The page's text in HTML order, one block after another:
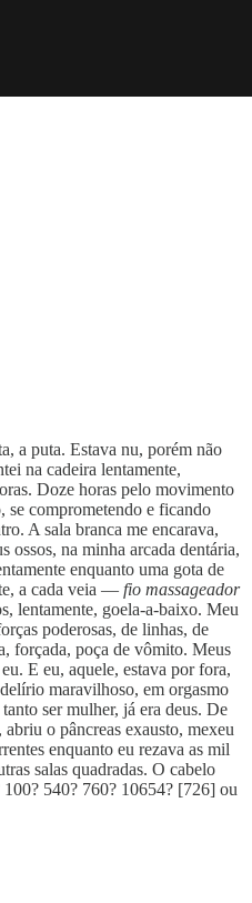
a puta. Estava nu, porém não
na cadeira lentamente,
Doze horas pelo movimento
se comprometendo e ficando
A sala branca me encarava,
na minha arcada dentária,
enquanto uma gota de
a cada veia — fio massageador
lentamente, goela-a-baixo. Meu
poderosas, de linhas, de
forçada, poça de vômito. Meus
E eu, aquele, estava por fora,
maravilhoso, em orgasmo
ser mulher, já era deus. De
o pâncreas exausto, mexeu
enquanto eu rezava as mil
salas quadradas. O cabelo
540? 760? 10654? [726] ou